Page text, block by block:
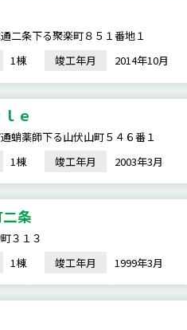
二条下る聚楽町８５１番地１
1棟 竣工年月 2014年10月
ｅ
蛸薬師下る山伏山町５４６番１
1棟 竣工年月 2003年3月
条
３１３
1棟 竣工年月 1999年3月